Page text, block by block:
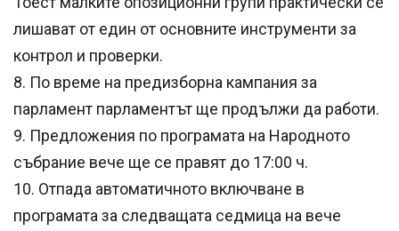
лишават от един от основните инструменти за
контрол и проверки.
8. По време на предизборна кампания за
парламент парламентът ще продължи да работи.
9. Предложения по програмата на Народното
събрание вече ще се правят до 17:00 ч.
10. Отпада автоматичното включване в
програмата за следващата седмица на вече